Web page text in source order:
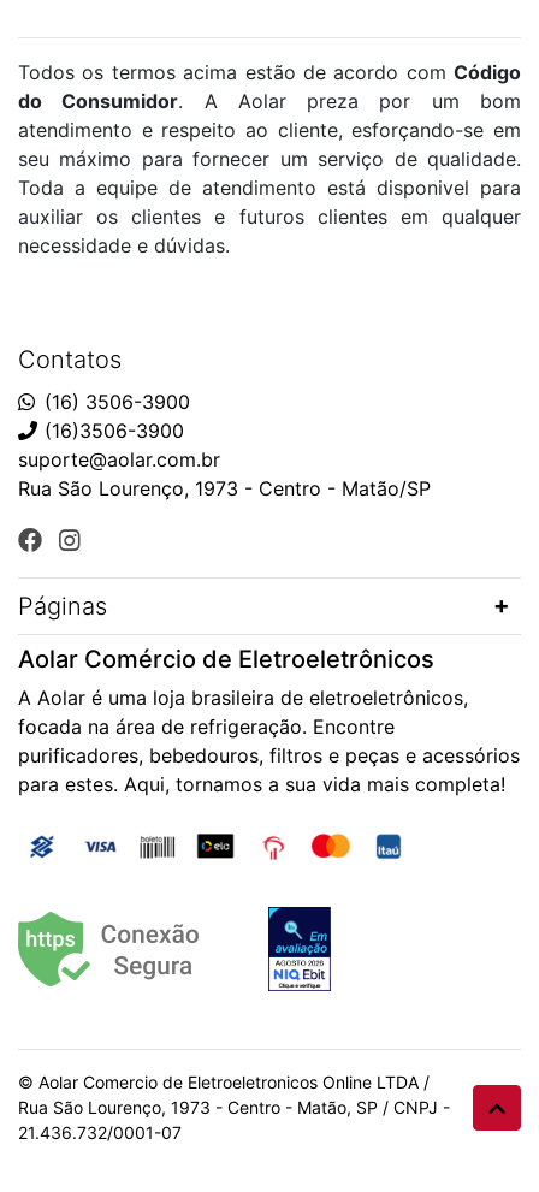
Todos os termos acima estão de acordo com Código
do Consumidor. A Aolar preza por um bom
atendimento e respeito ao cliente, esforçando-se em
seu máximo para fornecer um serviço de qualidade.
Toda a equipe de atendimento está disponivel para
auxiliar os clientes e futuros clientes em qualquer
necessidade e dúvidas.
Contatos
(16) 3506-3900
(16)3506-3900
suporte@aolar.com.br
Rua São Lourenço, 1973 - Centro - Matão/SP
Páginas
Aolar Comércio de Eletroeletrônicos
A Aolar é uma loja brasileira de eletroeletrônicos,
focada na área de refrigeração. Encontre
purificadores, bebedouros, filtros e peças e acessórios
para estes. Aqui, tornamos a sua vida mais completa!
© Aolar Comercio de Eletroeletronicos Online LTDA /
Rua São Lourenço, 1973 - Centro - Matão, SP / CNPJ -
21.436.732/0001-07